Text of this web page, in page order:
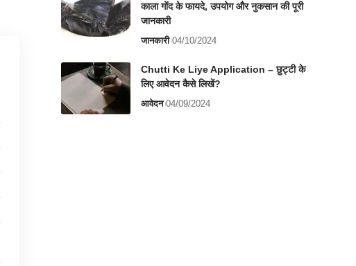
काला गोंद के फायदे, उपयोग और नुकसान की पूरी
जानकारी
जानकारी 04/10/2024
Chutti Ke Liye Application – छुट्टी के
लिए आवेदन कैसे लिखें?
आवेदन 04/09/2024